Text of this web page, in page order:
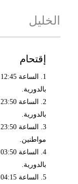
الخليل
إقتحام
بالدورية.
بالدورية.
مواطنين.
بالدورية.